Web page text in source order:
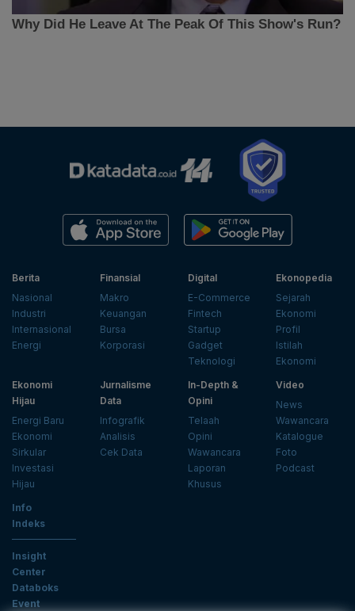
Berita
Nasional
Industri
Internasional
Energi
Finansial
Makro
Keuangan
Bursa
Korporasi
Digital
E-Commerce
Fintech
Startup
Gadget
Teknologi
Ekonopedia
Sejarah
Ekonomi
Profil
Istilah
Ekonomi
Ekonomi
Hijau
Energi Baru
Ekonomi
Sirkular
Investasi
Hijau
Jurnalisme
Data
Infografik
Analisis
Cek Data
In-Depth &
Opini
Telaah
Opini
Wawancara
Laporan
Khusus
Video
News
Wawancara
Katalogue
Foto
Podcast
Info
Indeks
Insight
Center
Databoks
Event